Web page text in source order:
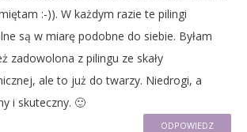
:-)). W każdym razie te pilingi
są w miarę podobne do siebie. Byłam
zadowolona z pilingu ze skały
ale to już do twarzy. Niedrogi, a
i skuteczny. 🙂
ODPOWIEDZ